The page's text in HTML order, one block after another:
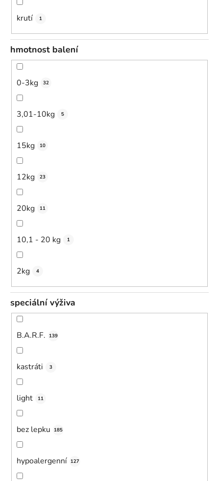
krutí 1
hmotnost balení
0-3kg 32
3,01-10kg 5
15kg 10
12kg 23
20kg 11
10,1 - 20 kg 1
2kg 4
speciální výživa
B.A.R.F. 139
kastráti 3
light 11
bez lepku 185
hypoalergenní 127